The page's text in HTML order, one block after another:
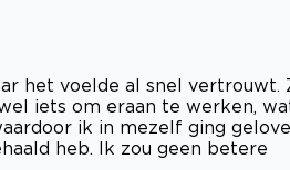
het voelde al snel vertrouwt.
iets om eraan te werken,
ik in mezelf ging
heb. Ik zou geen betere